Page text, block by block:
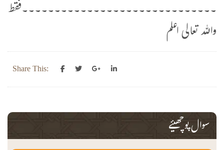
۔۔۔۔۔۔۔۔۔۔۔۔۔۔۔۔۔۔۔۔۔۔۔۔۔۔۔۔۔۔فقط
واللہ تعالی اعلم
Share This:
سوال پوچھیئے